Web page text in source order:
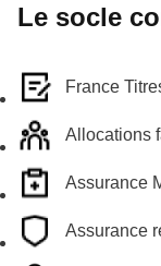
Le socle
France
Allocations
Assurance
Assurance